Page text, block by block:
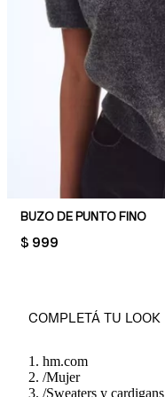
BUZO DE PUNTO FINO
PRICE:
$ 999
COMPLETÁ TU LOOK
hm.com
/Mujer
/Sweaters y cardigans